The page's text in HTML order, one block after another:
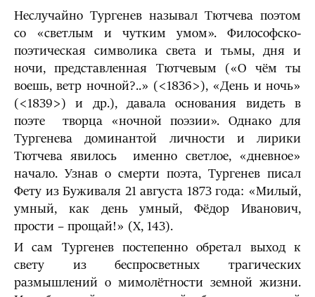
Неслучайно Тургенев называл Тютчева поэтом
со «светлым и чутким умом». Философско-
поэтическая символика света и тьмы, дня и
ночи, представленная Тютчевым («О чём ты
воешь, ветр ночной?..» (<1836>), «День и ночь»
(<1839>) и др.), давала основания видеть в
поэте творца «ночной поэзии». Однако для
Тургенева доминантой личности и лирики
Тютчева явилось именно светлое, «дневное»
начало. Узнав о смерти поэта, Тургенев писал
Фету из Буживаля 21 августа 1873 года: «Милый,
умный, как день умный, Фёдор Иванович,
прости – прощай!» (X, 143).
И сам Тургенев постепенно обретал выход к
свету из беспросветных трагических
размышлений о мимолётности земной жизни.